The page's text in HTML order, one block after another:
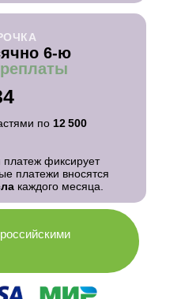
6-ю
по 12 500
платеж фиксирует
платежи вносятся
каждого месяца.